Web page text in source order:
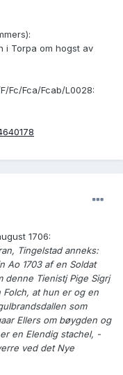
i Torpa om hogst av
Fc/Fca/Fcab/L0028:
1706:
Tingelstad anneks:
Ao 1703 af en Soldat
denne Tienistj Pige Sigrj
at hun er og en
som
Ellers om bøygden og
en Elendig stachel, -
ved det Nye